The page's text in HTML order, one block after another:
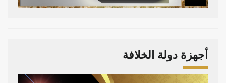
أجهزة دولة الخلافة